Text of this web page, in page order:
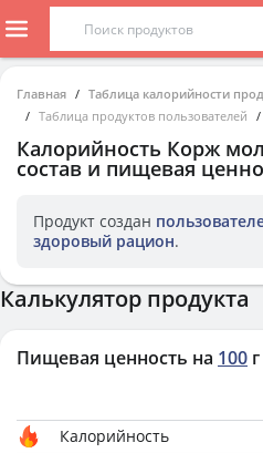
Главная
Таблица калорийности
Таблица продуктов пользователей
Калорийность Корж
состав и пищевая
Продукт создан
здоровый рацион.
Калькулятор продукта
Пищевая ценность на 100 г
Калорийность